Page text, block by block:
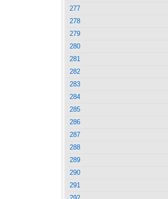
277
278
279
280
281
282
283
284
285
286
287
288
289
290
291